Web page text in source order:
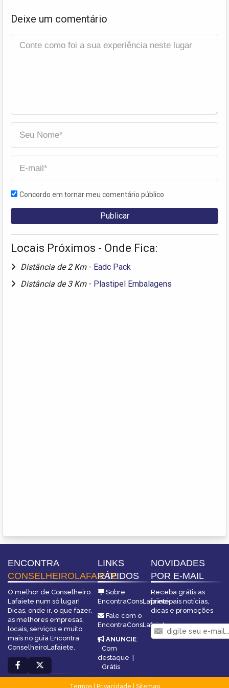
Deixe um comentário
Concordo em tornar meu comentário público
Locais Próximos - Onde Fica:
Distância de 2 Km - Eadc Pack
Distância de 3 Km - Plastipel Embalagens
ENCONTRA
CONSELHEIROLAFAIETE
O melhor de Conselheiro
Lafaiete num só lugar!
Dicas, onde ir, o que fazer,
as melhores empresas,
locais, serviços e muito
mais no guia Encontra
ConselheiroLafaiete.
LINKS
RÁPIDOS
Sobre
EncontraConsLafaiete
Fale com o
EncontraConsLafaiete
ANUNCIE:
Com
destaque |
Grátis
NOVIDADES
POR E-MAIL
Receba grátis as
principais notícias,
dicas e promoções
Termos| Privacidade
Sitemap